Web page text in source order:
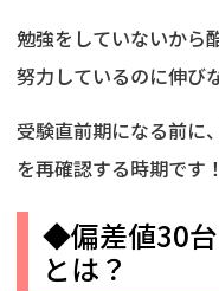
勉強をしていないから
努力しているのに伸び
受験直前期になる前に
を再確認する時期です！
◆偏差値30
とは？